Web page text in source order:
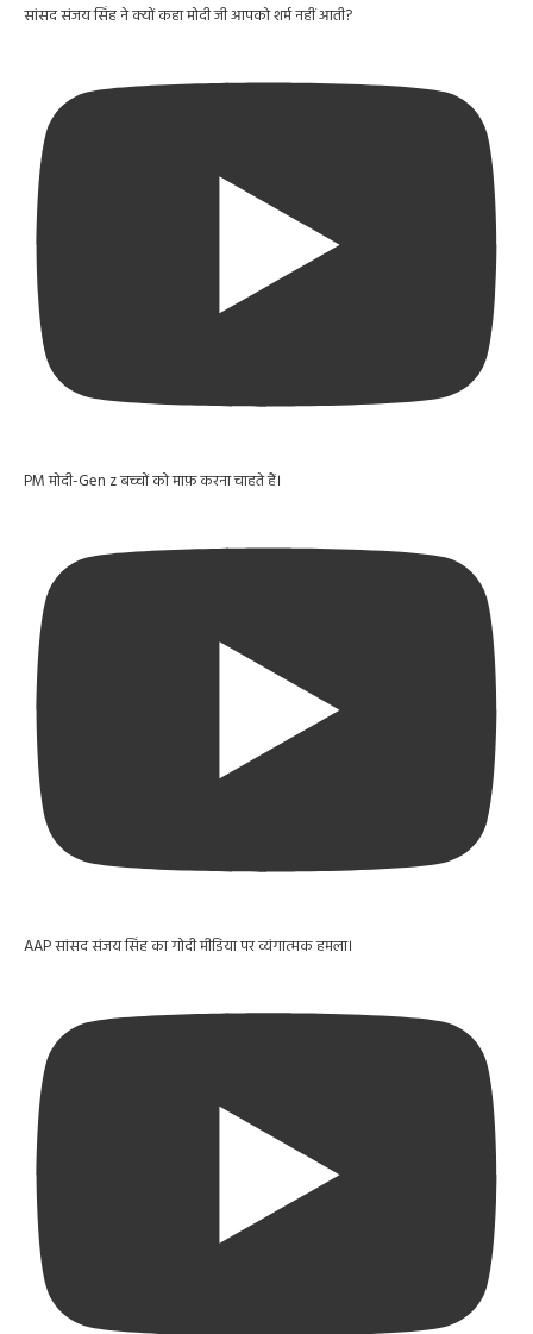
सांसद संजय सिंह ने क्यों कहा मोदी जी आपको शर्म नहीं आती?
PM मोदी-Gen z बच्चों को माफ़ करना चाहते हैं।
AAP सांसद संजय सिंह का गोदी मीडिया पर व्यंगात्मक हमला।